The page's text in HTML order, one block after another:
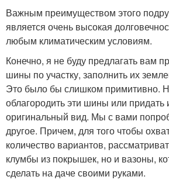
Важным преимуществом этого
является очень высокая
любым климатическим условиям.
Конечно, я не буду предлагать вам
шины по участку, заполнить их
Это было бы слишком примитивно.
облагородить эти шины или
оригинальный вид. Мы с вами
другое. Причем, для того чтобы
количество вариантов,
клумбы из покрышек, но и вазоны,
сделать на даче своими руками.